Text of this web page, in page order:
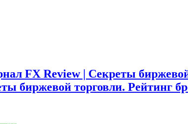
FX Review | Секреты
биржевой торговли. Рейтинг